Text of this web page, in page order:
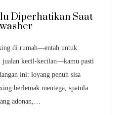
Diperhatikan Saat
di rumah—entah untuk
jualan kecil-kecilan—kamu pasti
ini: loyang penuh sisa
berlemak mentega, spatula
adonan,…